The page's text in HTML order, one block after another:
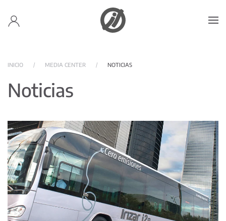
Skip to main content
INICIO MEDIA CENTER NOTICIAS
Noticias